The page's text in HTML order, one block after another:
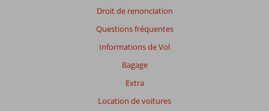
Droit de renonciation
Questions fréquentes
Informations de Vol
Bagage
Extra
Location de voitures